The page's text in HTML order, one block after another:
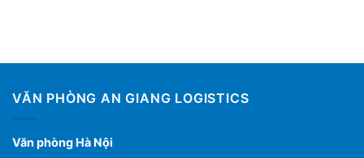
VĂN PHÒNG AN GIANG LOGISTICS
Văn phòng Hà Nội